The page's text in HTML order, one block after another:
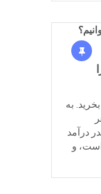
به
درآمد
است، و